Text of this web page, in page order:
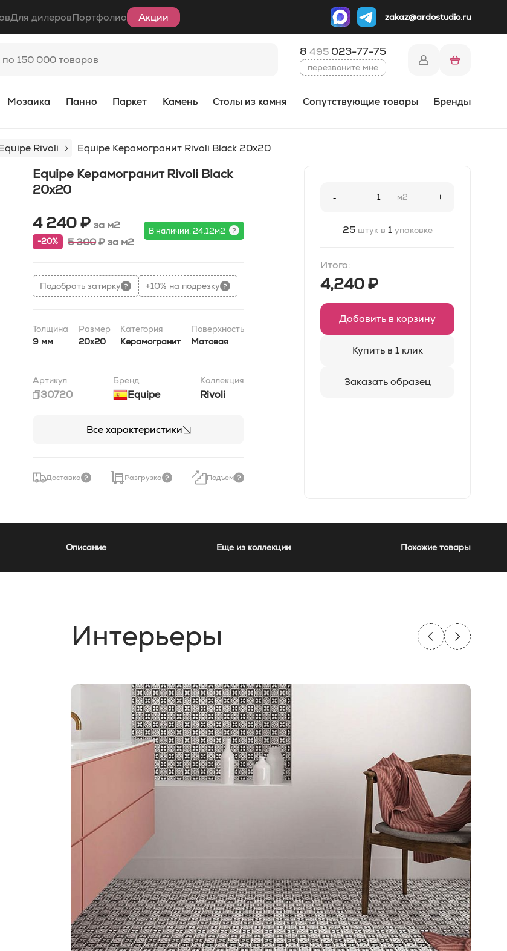
Для дилеровПортфолио Акции zakaz@ardostudio.ru
8 495 023-77-75
перезвоните мне
Мозаика Панно Паркет Камень Столы из камня Сопутствующие товары Бренды
Rivoli Equipe Керамогранит Rivoli Black 20x20
Equipe Керамогранит Rivoli Black
20x20
4 240 ₽ за м2
-20% 5 300₽за м2
В наличии: 24.12м2
Подобрать затирку +10% на подрезку
Толщина
9 мм
Размер
20x20
Категория
Керамогранит
Поверхность
Матовая
Артикул
30720
Бренд
Equipe
Коллекция
Rivoli
Все характеристики
Доставка Разгрузка Подъем
- м2 +
25штук в 1упаковке
Итого:
4,240₽
Добавить в корзину
Купить в 1 клик
Заказать образец
Описание Еще из коллекции Похожие товары
Интерьеры